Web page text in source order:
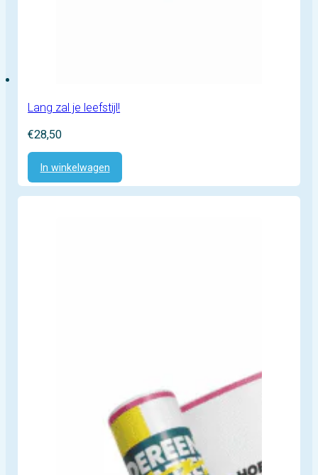
Lang zal je leefstijl!
€28,50
In winkelwagen